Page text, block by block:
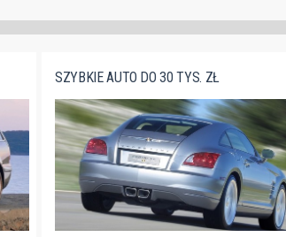
SZYBKIE AUTO DO 30 TYS. ZŁ